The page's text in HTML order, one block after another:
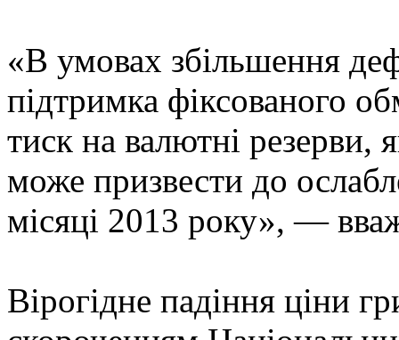
«В умовах збільшення
підтримка фіксованого
тиск на валютні
може призвести до
місяці 2013 року», —
Вірогідне падіння ціни